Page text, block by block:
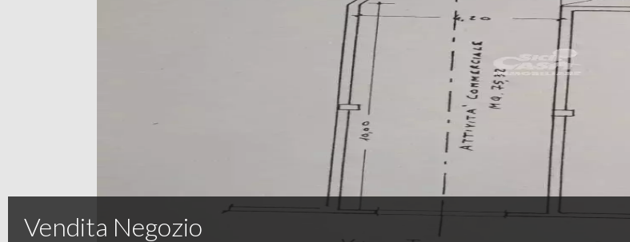
Vendita Negozio